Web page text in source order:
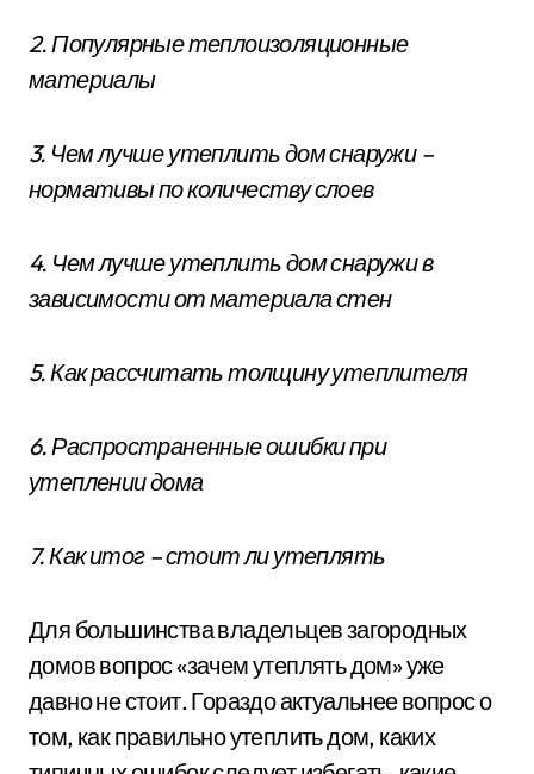
2. Популярные теплоизоляционные
материалы
3. Чем лучше утеплить дом снаружи –
нормативы по количеству слоев
4. Чем лучше утеплить дом снаружи в
зависимости от материала стен
5. Как рассчитать толщину утеплителя
6. Распространенные ошибки при
утеплении дома
7. Как итог – стоит ли утеплять
Для большинства владельцев загородных
домов вопрос «зачем утеплять дом» уже
давно не стоит. Гораздо актуальнее вопрос о
том, как правильно утеплить дом, каких